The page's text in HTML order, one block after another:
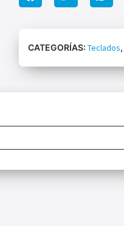
CATEGORÍAS: Teclados,